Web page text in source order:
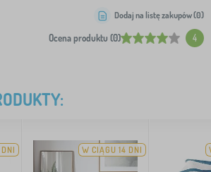
Ocena produktu (0) 4
Dodaj na listę zakupów (0)
W CIĄGU 14 DNI